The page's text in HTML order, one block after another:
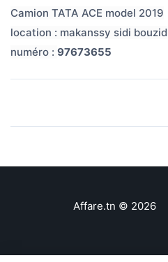
Camion TATA ACE model 2019
location : makanssy sidi bouzid
numéro : 97673655
Affare.tn © 2026